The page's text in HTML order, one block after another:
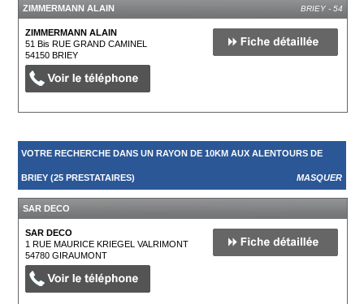
ZIMMERMANN ALAIN BRIEY - 54
ZIMMERMANN ALAIN
51 Bis RUE GRAND CAMINEL
54150BRIEY
VOTRE RECHERCHE DANS UN RAYON DE 10KM AUX ALENTOURS DE
BRIEY (25 PRESTATAIRES) MASQUER
SAR DECO
SAR DECO
1 RUE MAURICE KRIEGEL VALRIMONT
54780GIRAUMONT